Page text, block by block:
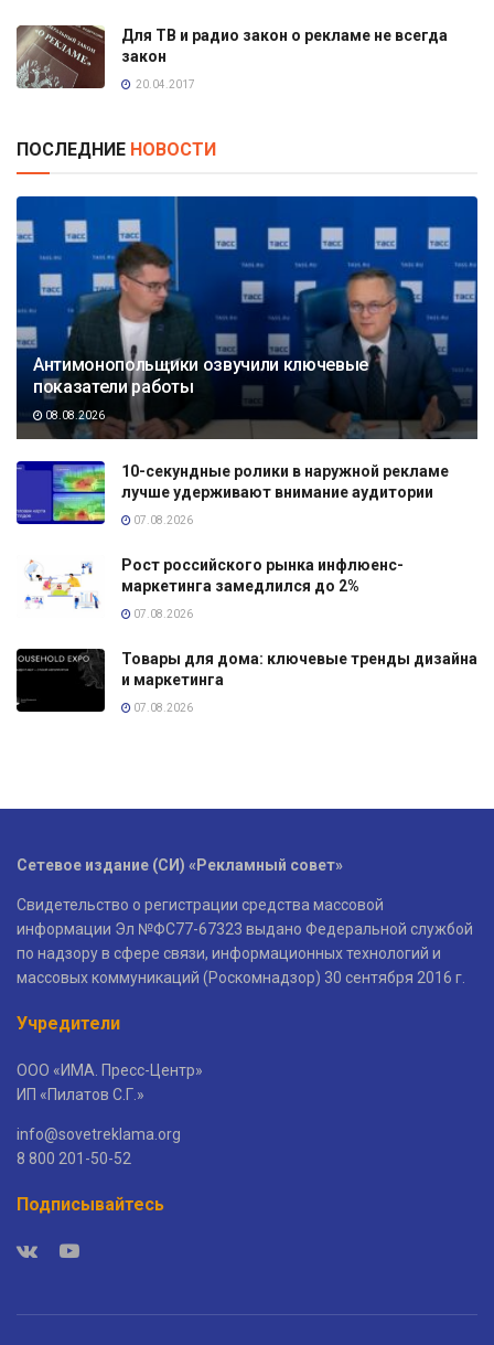
Для ТВ и радио закон о рекламе не всегда
закон
20.04.2017
ПОСЛЕДНИЕ НОВОСТИ
Антимонопольщики озвучили ключевые
показатели работы
08.08.2026
10-секундные ролики в наружной рекламе
лучше удерживают внимание аудитории
07.08.2026
Рост российского рынка инфлюенс-
маркетинга замедлился до 2%
07.08.2026
Товары для дома: ключевые тренды дизайна
и маркетинга
07.08.2026
Сетевое издание (СИ) «Рекламный совет»
Свидетельство о регистрации средства массовой
информации Эл №ФС77-67323 выдано Федеральной службой
по надзору в сфере связи, информационных технологий и
массовых коммуникаций (Роскомнадзор) 30 сентября 2016 г.
Учредители
ООО «ИМА. Пресс-Центр»
ИП «Пилатов С.Г.»
info@sovetreklama.org
8 800 201-50-52
Подписывайтесь